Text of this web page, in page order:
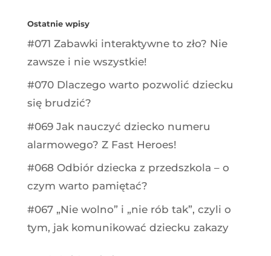
Ostatnie wpisy
#071 Zabawki interaktywne to zło? Nie
zawsze i nie wszystkie!
#070 Dlaczego warto pozwolić dziecku
się brudzić?
#069 Jak nauczyć dziecko numeru
alarmowego? Z Fast Heroes!
#068 Odbiór dziecka z przedszkola – o
czym warto pamiętać?
#067 „Nie wolno” i „nie rób tak”, czyli o
tym, jak komunikować dziecku zakazy